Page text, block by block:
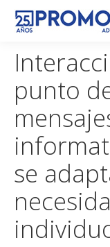
punto
se